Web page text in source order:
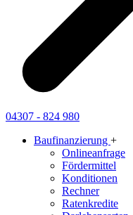
04307 - 824 980
Baufinanzierung +
Onlineanfrage
Fördermittel
Konditionen
Rechner
Ratenkredite